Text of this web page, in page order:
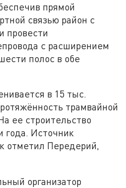
прямой
связью район с
провести
с расширением
полос в обе
в 15 тыс.
трамвайной
ее строительство
года. Источник
отметил Передерий,
организатор